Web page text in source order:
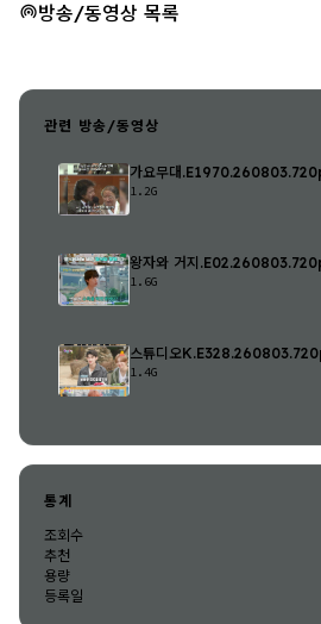
방송/동영상 목록
관련 방송/동영상
가요무대
1.2G
왕자와 거지
1.6G
스튜디오
1.4G
통계
조회수
추천
용량
등록일